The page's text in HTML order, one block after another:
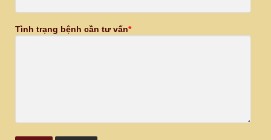
Tình trạng bệnh cần tư vấn*